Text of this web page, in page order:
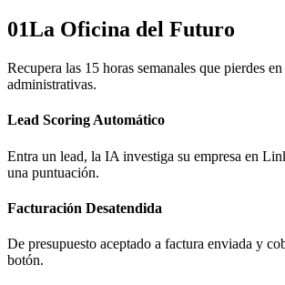
01La Oficina del Futuro
Recupera las 15 horas semanales que pierdes en
administrativas.
Lead Scoring Automático
Entra un lead, la IA investiga su empresa en
una puntuación.
Facturación Desatendida
De presupuesto aceptado a factura enviada y
botón.